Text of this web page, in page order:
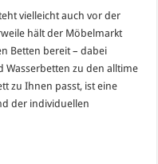
vielleicht auch vor der
hält der Möbelmarkt
Betten bereit – dabei
zu den alltime
zu Ihnen passt, ist eine
der individuellen